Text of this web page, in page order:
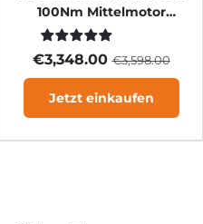
100Nm Mittelmotor
Vollgefedertes Kompakt
EBike
€3,348.00€3,598.00
Jetzt einkaufen